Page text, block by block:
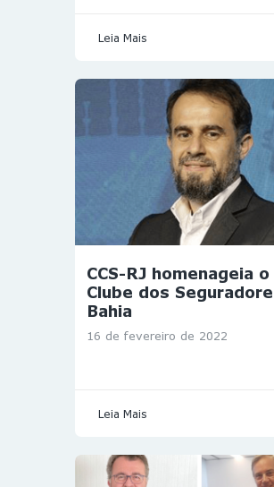
Leia Mais
CCS-RJ homenageia o
Clube dos
Bahia
16 de fevereiro de 2022
Leia Mais